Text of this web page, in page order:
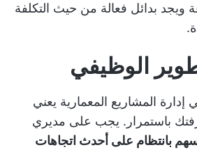
ويجد بدائل فعالة من حيث التكلفة
الوظيفي
إدارة المشاريع المعمارية يعني
باستمرار. يجب على مديري
بانتظام على أحدث اتجاهات